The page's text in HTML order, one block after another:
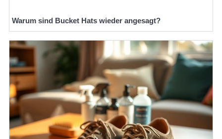
Warum sind Bucket Hats wieder angesagt?